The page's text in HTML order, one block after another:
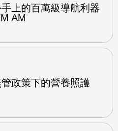
上的百萬級導航利器
AM
政策下的營養照護